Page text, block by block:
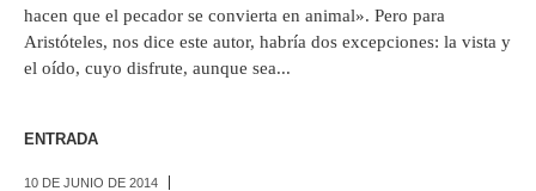
hacen que el pecador se convierta en animal». Pero para
Aristóteles, nos dice este autor, habría dos excepciones: la vista y
el oído, cuyo disfrute, aunque sea...
ENTRADA
10 DE JUNIO DE 2014